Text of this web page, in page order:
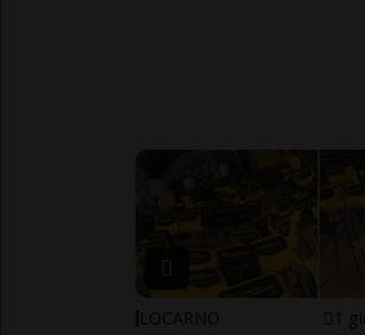
LOCARNO 1